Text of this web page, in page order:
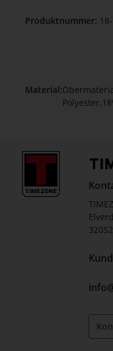
Produktnummer:
Material: